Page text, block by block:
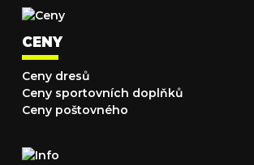
CENY
Ceny dresů
Ceny sportovních doplňků
Ceny poštovného